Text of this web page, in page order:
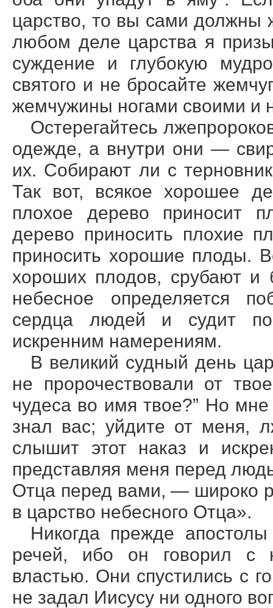
царство, то вы сами должны
любом деле царства я
суждение и глубокую
святого и не бросайте
жемчужины ногами своими и
Остерегайтесь
одежде, а внутри они —
их. Собирают ли с
Так вот, всякое хорошее
плохое дерево приносит
дерево приносить плохие
приносить хорошие плоды.
хороших плодов, срубают и
небесное определяется
сердца людей и судит
искренним намерениям.
В великий судный день
не пророчествовали от
чудеса во имя твое?” Но мне
знал вас; уйдите от меня,
слышит этот наказ и
представляя меня перед
Отца перед вами, — широко
в царство небесного Отца».
Никогда прежде
речей, ибо он говорил с
властью. Они спустились с
не задал Иисусу ни одного